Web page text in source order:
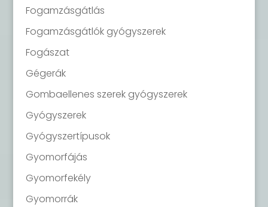
Fogamzásgátlás
Fogamzásgátlók gyógyszerek
Fogászat
Gégerák
Gombaellenes szerek gyógyszerek
Gyógyszerek
Gyógyszertípusok
Gyomorfájás
Gyomorfekély
Gyomorrák